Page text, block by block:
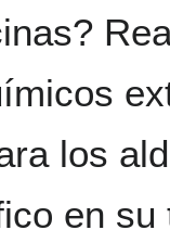
los
en su